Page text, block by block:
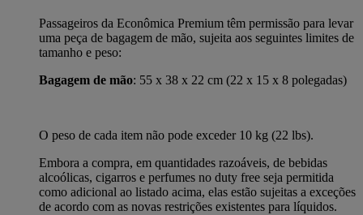
Passageiros da Econômica Premium têm permissão para levar
uma peça de bagagem de mão, sujeita aos seguintes limites de
tamanho e peso:
Bagagem de mão: 55 x 38 x 22 cm (22 x 15 x 8 polegadas)
O peso de cada item não pode exceder 10 kg (22 lbs).
Embora a compra, em quantidades razoáveis, de bebidas
alcoólicas, cigarros e perfumes no duty free seja permitida
como adicional ao listado acima, elas estão sujeitas a exceções
de acordo com as novas restrições existentes para líquidos.